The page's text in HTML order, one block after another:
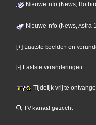
Nieuwe info (News,
Nieuwe info (News, Astra
[+] Laatste beelden en
[-] Laatste veranderingen
Tijdelijk vrij te
TV kanaal gezocht